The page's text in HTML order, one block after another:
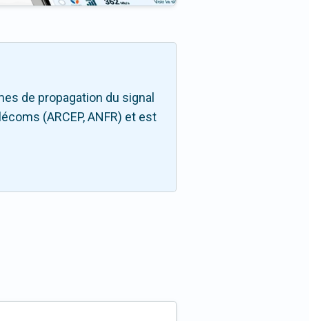
de propagation du signal
(ARCEP, ANFR) et est